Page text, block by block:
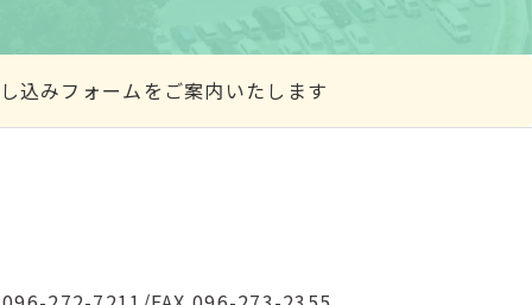
込みフォームをご案内いたします